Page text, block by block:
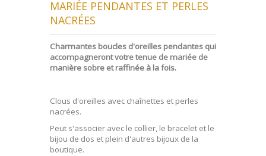
MARIÉE PENDANTES ET PERLES
NACRÉES
Charmantes boucles d'oreilles pendantes qui
accompagneront votre tenue de mariée de
manière sobre et raffinée à la fois.
Clous d'oreilles avec chaînettes et perles
nacrées.
Peut s'associer avec le collier, le bracelet et le
bijou de dos et plein d'autres bijoux de la
boutique.